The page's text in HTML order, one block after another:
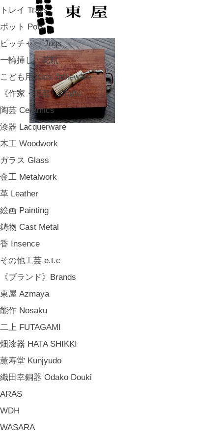
トレイ Trays
ポット Pots
ピッチャー Jugs
一輪挿し・花瓶
こども用 Kids Tableware
《作家・工芸》Crafts
陶芸 Ceramics
漆器 Lacquerware
木工 Woodwork
ガラス Glass
金工 Metalwork
革 Leather
絵画 Painting
鋳物 Cast Metal
香 Insence
その他工芸 e.t.c
《ブランド》Brands
東屋 Azmaya
能作 Nosaku
二上 FUTAGAMI
畑漆器 HATA SHIKKI
薫寿堂 Kunjyudo
織田幸銅器 Odako Douki
ARAS
WDH
WASARA